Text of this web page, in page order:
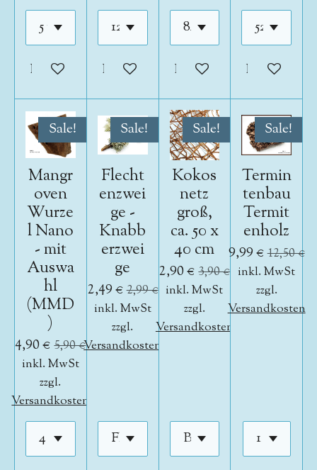
In den WarenkorbIn den WarenkorbIn den Warenkorb
In den
Sale!
Mangr
oven
Wurze
l Nano
- mit
Auswa
hl
(MMD
)
4,90 € 5,90 €
inkl. MwSt
zzgl.
Versandkosten
Sale!
Flecht
enzwei
ge -
Knabb
erzwei
ge
2,49 €2,99 €
inkl. MwSt
zzgl.
Versandkosten
Sale!
Kokos
netz
groß,
ca. 50 x
40 cm
2,90 € 3,90 €
inkl. MwSt
zzgl.
Versandkosten
Sale!
Termin
tenbau
Termit
enholz
9,99 €12,50 €
inkl. MwSt
zzgl.
Versandkosten